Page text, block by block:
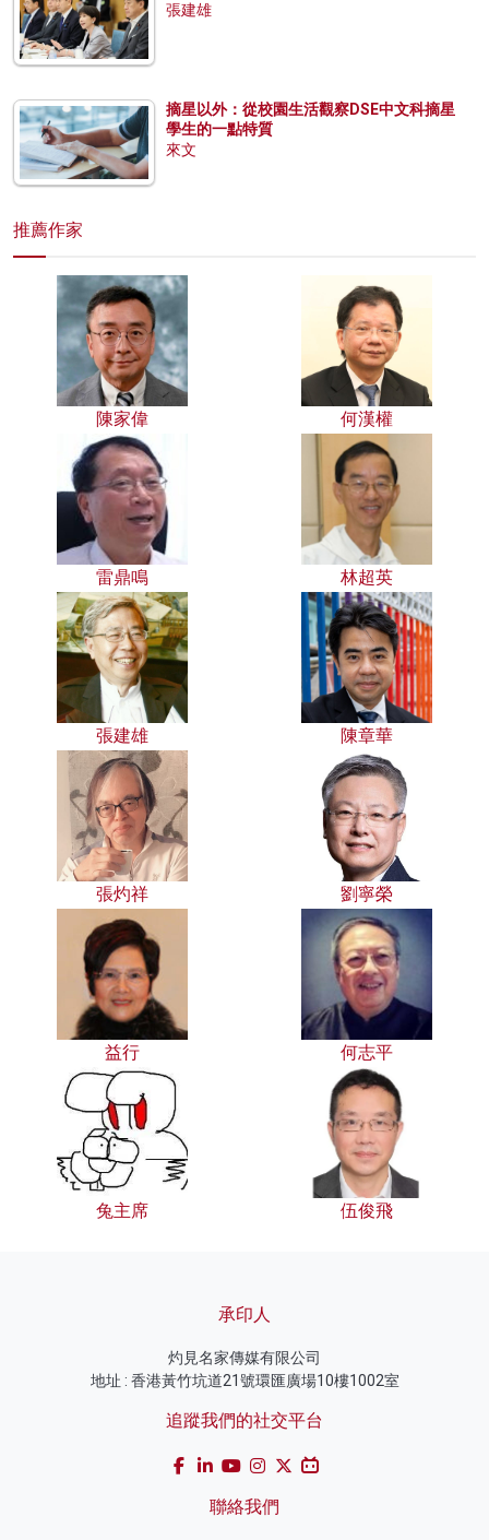
張建雄
摘星以外：從校園生活觀察DSE中文科摘星
學生的一點特質
來文
推薦作家
陳家偉 何漢權
雷鼎鳴 林超英
張建雄 陳章華
張灼祥 劉寧榮
益行 何志平
兔主席 伍俊飛
承印人
灼見名家傳媒有限公司
地址 : 香港黃竹坑道21號環匯廣場10樓1002室
追蹤我們的社交平台
聯絡我們